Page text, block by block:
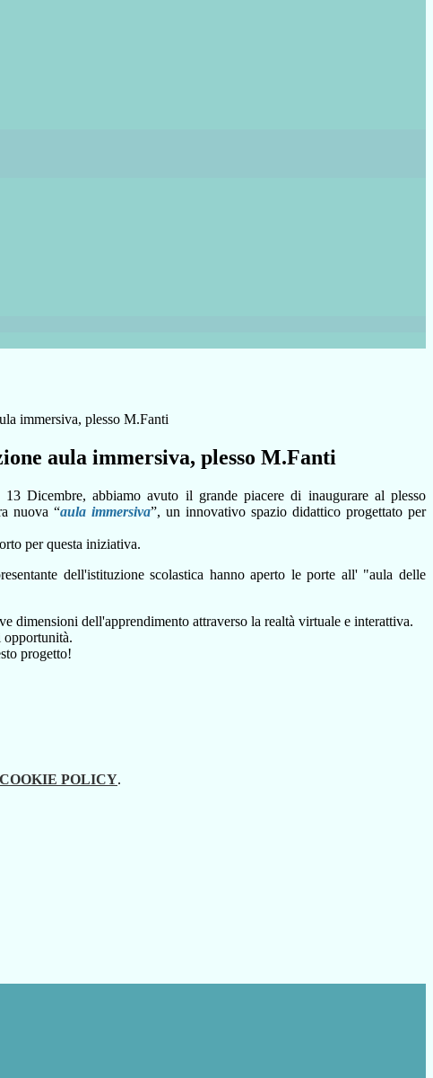
immersiva, plesso M.Fanti
aula immersiva, plesso M.Fanti
13 Dicembre, abbiamo avuto il grande piacere di inaugurare al plesso
nuova “aula immersiva”, un innovativo spazio didattico progettato per
per questa iniziativa.
dell'istituzione scolastica hanno aperto le porte all' "aula delle
dimensioni dell'apprendimento attraverso la realtà virtuale e interattiva.
opportunità.
progetto!
COOKIE POLICY.